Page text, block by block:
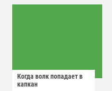
Когда волк попадает в
капкан